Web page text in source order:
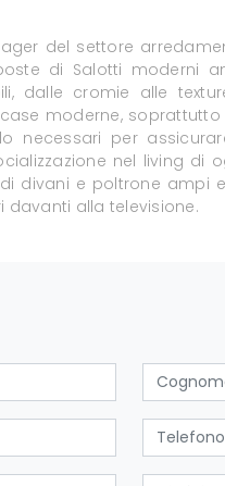
del settore
di Salotti moderni
dalle cromie alle
moderne,
necessari per
nel living di
divani e poltrone ampi
alla televisione.